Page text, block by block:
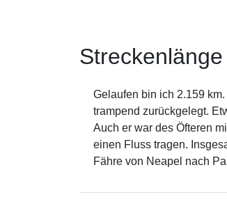
Gelaufen bin ich 2.159
trampend zurückgelegt.
Auch er war des Öfteren
einen Fluss tragen.
Fähre von Neapel nach